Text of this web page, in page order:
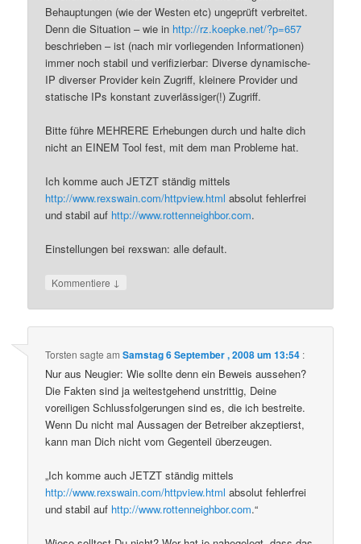
Behauptungen (wie der Westen etc) ungeprüft verbreitet.
Denn die Situation – wie in http://rz.koepke.net/?p=657
beschrieben – ist (nach mir vorliegenden Informationen)
immer noch stabil und verifizierbar: Diverse dynamische-
IP diverser Provider kein Zugriff, kleinere Provider und
statische IPs konstant zuverlässiger(!) Zugriff.
Bitte führe MEHRERE Erhebungen durch und halte dich
nicht an EINEM Tool fest, mit dem man Probleme hat.
Ich komme auch JETZT ständig mittels
http://www.rexswain.com/httpview.html absolut fehlerfrei
und stabil auf http://www.rottenneighbor.com.
Einstellungen bei rexswan: alle default.
Kommentiere ↓
Torsten sagte amSamstag 6 September , 2008 um 13:54 :
Nur aus Neugier: Wie sollte denn ein Beweis aussehen?
Die Fakten sind ja weitestgehend unstrittig, Deine
voreiligen Schlussfolgerungen sind es, die ich bestreite.
Wenn Du nicht mal Aussagen der Betreiber akzeptierst,
kann man Dich nicht vom Gegenteil überzeugen.
„Ich komme auch JETZT ständig mittels
http://www.rexswain.com/httpview.html absolut fehlerfrei
und stabil auf http://www.rottenneighbor.com.“